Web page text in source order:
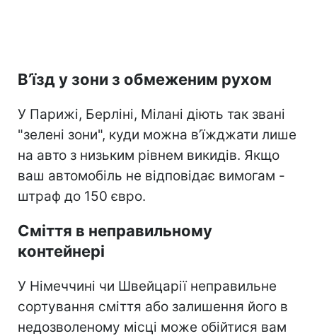
В’їзд у зони з обмеженим рухом
У Парижі, Берліні, Мілані діють так звані
"зелені зони", куди можна в’їжджати лише
на авто з низьким рівнем викидів. Якщо
ваш автомобіль не відповідає вимогам -
штраф до 150 євро.
Сміття в неправильному
контейнері
У Німеччині чи Швейцарії неправильне
сортування сміття або залишення його в
недозволеному місці може обійтися вам